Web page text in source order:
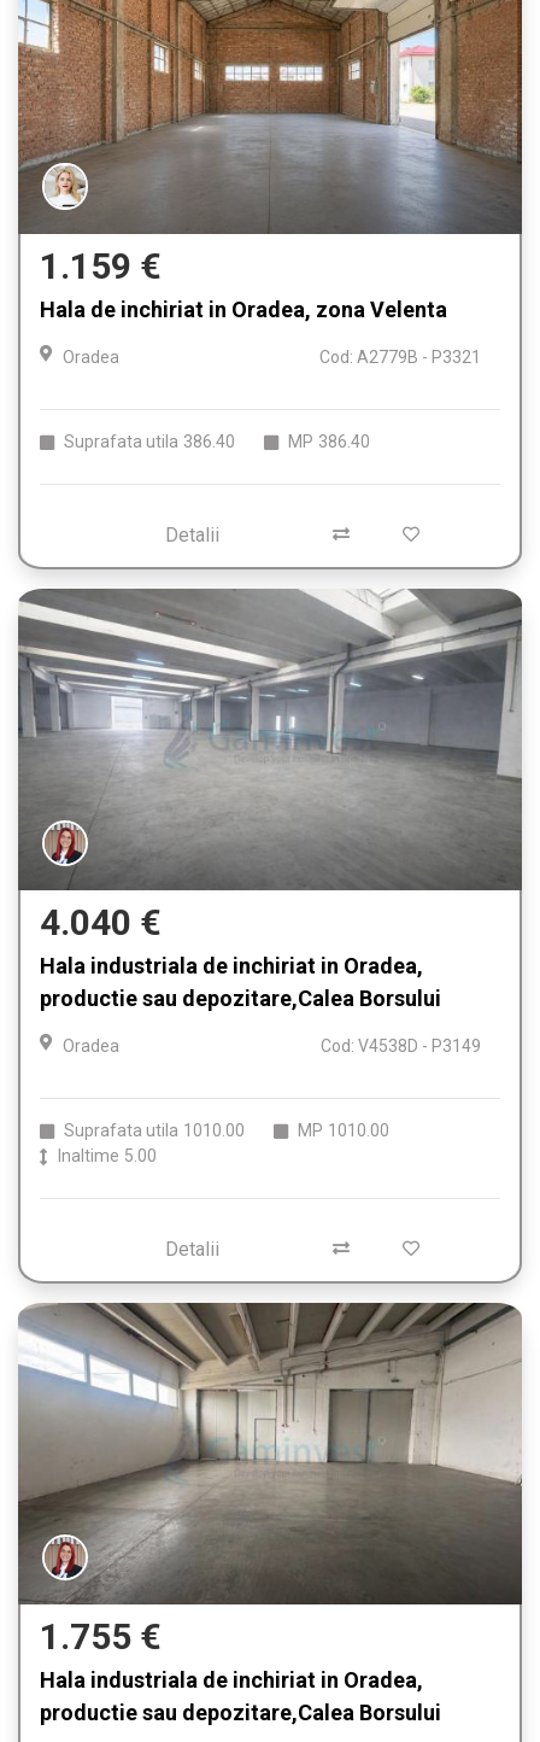
1.159 €
Hala de inchiriat in Oradea, zona Velenta
Oradea Cod: A2779B - P3321
Suprafata utila 386.40 MP 386.40
Detalii
4.040 €
Hala industriala de inchiriat in Oradea,
productie sau depozitare,Calea Borsului
Oradea Cod: V4538D - P3149
Suprafata utila 1010.00 MP 1010.00
Inaltime 5.00
Detalii
1.755 €
Hala industriala de inchiriat in Oradea,
productie sau depozitare,Calea Borsului